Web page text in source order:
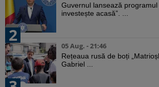
Guvernul lansează programul
investește acasă”. ...
2
05 Aug. - 21:46
Rețeaua rusă de boți
Gabriel ...